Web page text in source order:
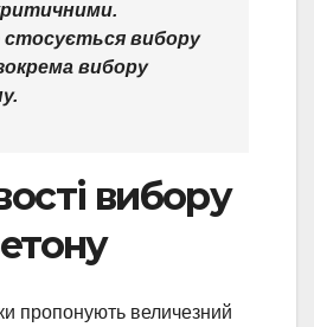
стосується вибору
вибору
вибору
пропонують величезний